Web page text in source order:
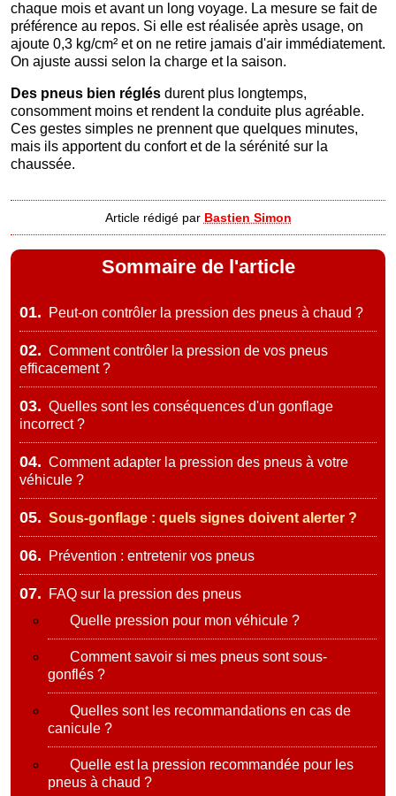
chaque mois et avant un long voyage. La mesure se fait de
préférence au repos. Si elle est réalisée après usage, on
ajoute 0,3 kg/cm² et on ne retire jamais d'air immédiatement.
On ajuste aussi selon la charge et la saison.
Des pneus bien réglés durent plus longtemps,
consomment moins et rendent la conduite plus agréable.
Ces gestes simples ne prennent que quelques minutes,
mais ils apportent du confort et de la sérénité sur la
chaussée.
Article rédigé par Bastien Simon
Sommaire de l'article
01. Peut-on contrôler la pression des pneus à chaud ?
02. Comment contrôler la pression de vos pneus
efficacement ?
03. Quelles sont les conséquences d'un gonflage
incorrect ?
04. Comment adapter la pression des pneus à votre
véhicule ?
05. Sous-gonflage : quels signes doivent alerter ?
06. Prévention : entretenir vos pneus
07.
FAQ sur la pression des pneus
Quelle pression pour mon véhicule ?
Comment savoir si mes pneus sont sous-
gonflés ?
Quelles sont les recommandations en cas de
canicule ?
Quelle est la pression recommandée pour les
pneus à chaud ?